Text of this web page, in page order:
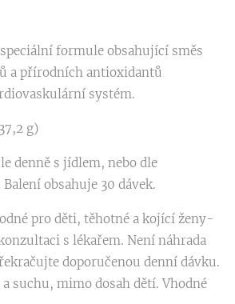
formule obsahující směs
a přírodních antioxidantů
systém.
g)
denně s jídlem, nebo dle
obsahuje 30 dávek.
pro děti, těhotné a kojící ženy-
s lékařem. Není náhrada
doporučenou denní dávku.
suchu, mimo dosah dětí. Vhodné